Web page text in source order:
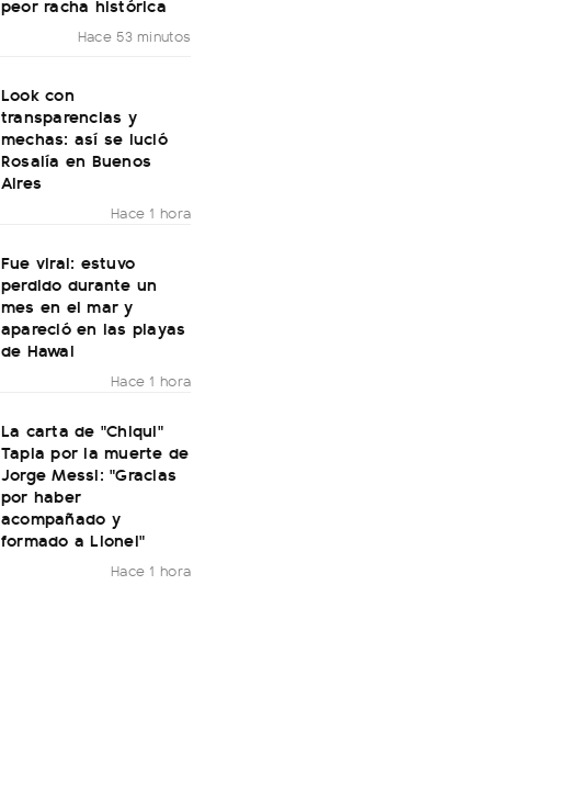
Hace 53 minutos
Look con
transparencias y
mechas: así se lució
Rosalía en Buenos
Aires
Hace 1 hora
Fue viral: estuvo
perdido durante un
mes en el mar y
apareció en las playas
de Hawai
Hace 1 hora
La carta de "Chiqui"
Tapia por la muerte de
Jorge Messi: "Gracias
por haber
acompañado y
formado a Lionel"
Hace 1 hora